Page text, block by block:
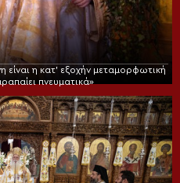
η κατ’ εξοχήν μεταμορφωτική
πνευματικά»